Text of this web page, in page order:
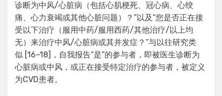
诊断为中风/心脏病（包括心肌梗死、冠心病、心绞
痛、心力衰竭或其他心脏问题）？”以及“您是否正在接
受以下治疗（服用中药/服用西药/其他治疗/以上均
无）来治疗中风/心脏病或其并发症？”与以往研究类
似 [16–18]，自我报告“是”的参与者，即被医生诊断为
心脏病或中风，或正在接受特定治疗的参与者，被定义
为CVD患者。